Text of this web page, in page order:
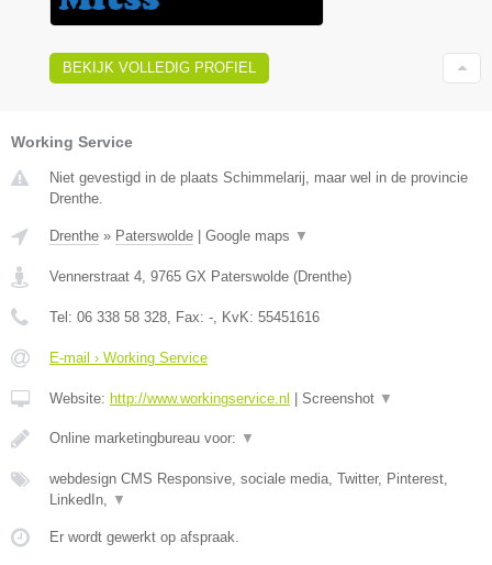
BEKIJK VOLLEDIG PROFIEL
Working Service
Niet gevestigd in de plaats Schimmelarij, maar wel in de provincie
Drenthe.
Drenthe » Paterswolde Google maps ▼
Vennerstraat 4 9765 GX Paterswolde (Drenthe)
Tel: 06 338 58 328 , Fax: - , KvK: 55451616
E-mail › Working Service
Website: http://www.workingservice.nl Screenshot ▼
Online marketingbureau voor: ▼
webdesign CMS Responsive, sociale media, Twitter, Pinterest,
LinkedIn,
▼
Er wordt gewerkt op afspraak.